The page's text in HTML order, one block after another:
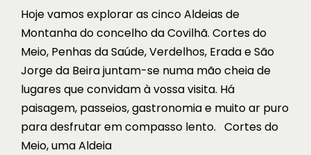
Hoje vamos explorar as cinco Aldeias de
Montanha do concelho da Covilhã. Cortes do
Meio, Penhas da Saúde, Verdelhos, Erada e São
Jorge da Beira juntam-se numa mão cheia de
lugares que convidam à vossa visita. Há
paisagem, passeios, gastronomia e muito ar puro
para desfrutar em compasso lento. Cortes do
Meio, uma Aldeia